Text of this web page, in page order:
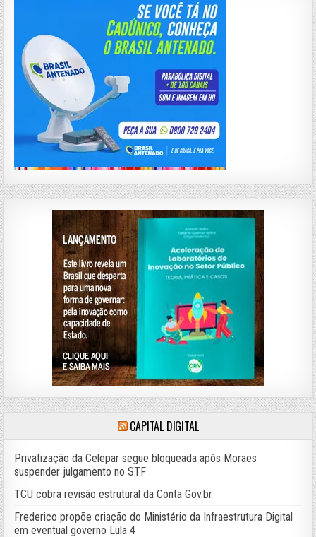
CAPITAL DIGITAL
Privatização da Celepar segue bloqueada após Moraes
suspender julgamento no STF
TCU cobra revisão estrutural da Conta Gov.br
Frederico propõe criação do Ministério da Infraestrutura Digital
em eventual governo Lula 4